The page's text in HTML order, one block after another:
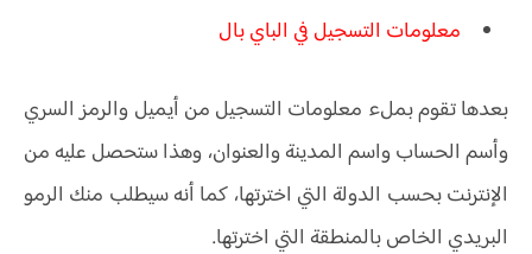
معلومات التسجيل في الباي بال
بعدها تقوم بملء معلومات التسجيل من أيميل والرمز السري
وأسم الحساب واسم المدينة والعنوان، وهذا ستحصل عليه من
الإنترنت بحسب الدولة التي اخترتها، كما أنه سيطلب منك الرمو
البريدي الخاص بالمنطقة التي اخترتها.